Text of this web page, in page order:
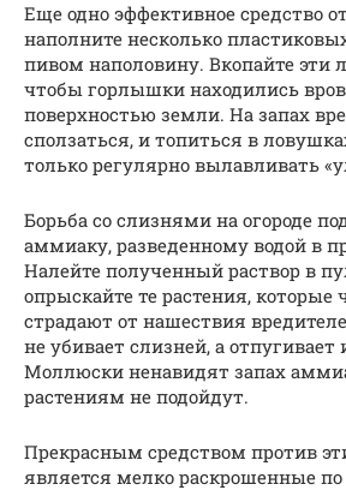
Еще одно эффективное средство
наполните несколько
пивом наполовину. Вкопайте эти
чтобы горлышки находились
поверхностью земли. На запах
сползаться, и топиться в
только регулярно вылавливать
Борьба со слизнями на огороде
аммиаку, разведенному водой в
Налейте полученный раствор в
опрыскайте те растения, которые
страдают от нашествия
не убивает слизней, а
Моллюски ненавидят запах
растениям не подойдут.
Прекрасным средством против
является мелко раскрошенные